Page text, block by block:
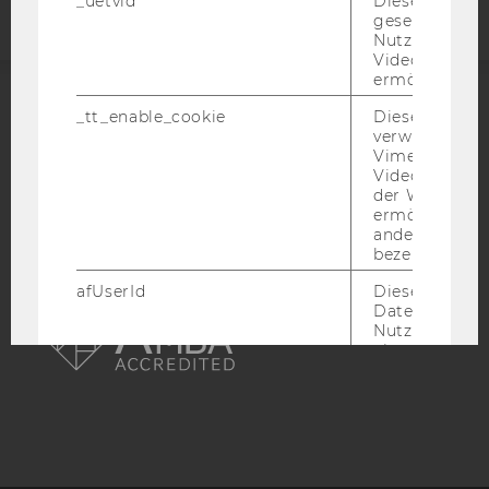
ACCREDITED BY:
AMBA
gesetzt, um
Nutzung des
Videoplayers
ermöglichen
_tt_enable_cookie
Dieses
verwendet,
Vimeo-
der WU-
ermöglichen
andere nicht
bezeichnete
afUserId
Dieses
Daten von